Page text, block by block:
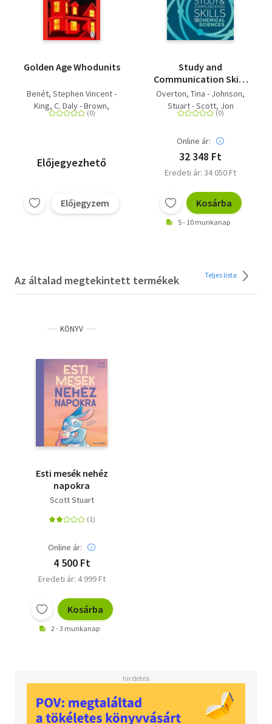
Golden Age Whodunits
Benét, Stephen Vincent -
King, C. Daly - Brown,
Fredric - Boucher, Anthony
Stribling, T. S. - Lardner,
Otto - Reilly, Helen -
Queen, Ellery - Post,
Előjegyezhető
Előjegyzem
Study and
Communication Skills
for the Chemical
Sciences
Overton, Tina - Johnson,
Stuart - Scott, Jon
Online ár:
32 348 Ft
Eredeti ár: 34 050 Ft
Kosárba
5 - 10 munkanap
Az általad megtekintett termékek Teljes lista
KÖNYV
Esti mesék nehéz
napokra
Scott Stuart
Online ár:
4 500 Ft
Eredeti ár: 4 999 Ft
Kosárba
2 - 3 munkanap